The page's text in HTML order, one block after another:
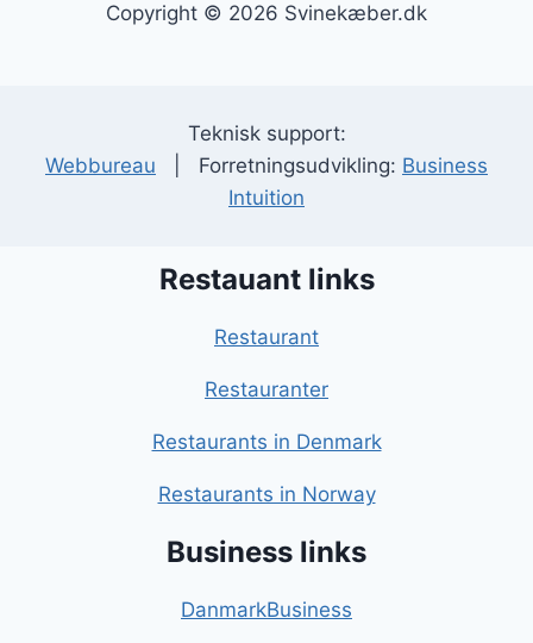
Copyright © 2026 Svinekæber.dk
Teknisk support:
Webbureau | Forretningsudvikling: Business
Intuition
Restauant links
Restaurant
Restauranter
Restaurants in Denmark
Restaurants in Norway
Business links
DanmarkBusiness